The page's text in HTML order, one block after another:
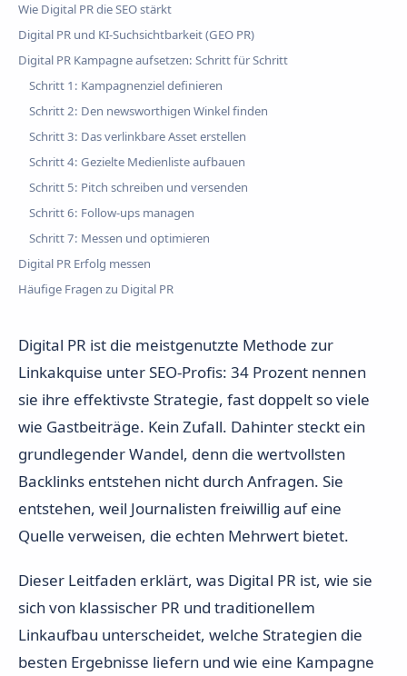
Wie Digital PR die SEO stärkt
Digital PR und KI-Suchsichtbarkeit (GEO PR)
Digital PR Kampagne aufsetzen: Schritt für Schritt
Schritt 1: Kampagnenziel definieren
Schritt 2: Den newsworthigen Winkel finden
Schritt 3: Das verlinkbare Asset erstellen
Schritt 4: Gezielte Medienliste aufbauen
Schritt 5: Pitch schreiben und versenden
Schritt 6: Follow-ups managen
Schritt 7: Messen und optimieren
Digital PR Erfolg messen
Häufige Fragen zu Digital PR
Digital PR ist die meistgenutzte Methode zur
Linkakquise unter SEO-Profis: 34 Prozent nennen
sie ihre effektivste Strategie, fast doppelt so viele
wie Gastbeiträge. Kein Zufall. Dahinter steckt ein
grundlegender Wandel, denn die wertvollsten
Backlinks entstehen nicht durch Anfragen. Sie
entstehen, weil Journalisten freiwillig auf eine
Quelle verweisen, die echten Mehrwert bietet.
Dieser Leitfaden erklärt, was Digital PR ist, wie sie
sich von klassischer PR und traditionellem
Linkaufbau unterscheidet, welche Strategien die
besten Ergebnisse liefern und wie eine Kampagne